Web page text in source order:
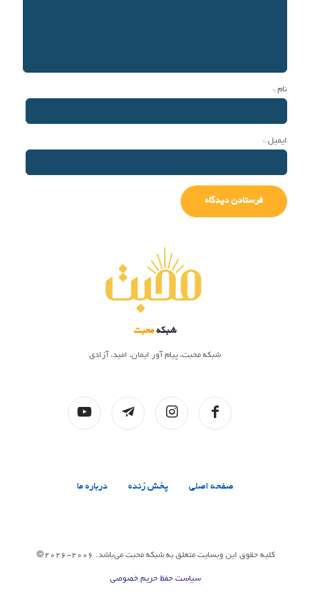
نام *
ایمیل *
شبکه محبت
شبکه محبت، پیام آور ایمان، امید، آزادی
صفحه اصلی پخش زنده درباره ما
کلیه حقوق این وبسایت متعلق به شبکه محبت می‌باشد. 2006-2026©
سیاست حفظ حریم خصوصی